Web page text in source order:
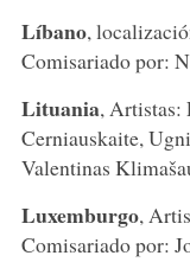
Líbano,
Comisariado por:
Lituania, Artistas:
Cerniauskaite,
Valentinas
Luxemburgo,
Comisariado por: